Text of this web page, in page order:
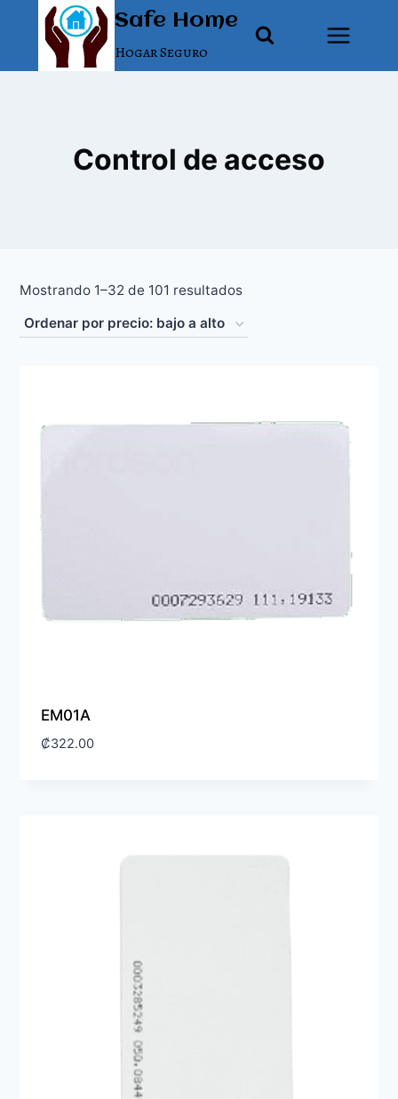
contenido
Safe Home
Hogar Seguro
Control de acceso
Mostrando 1–32 de 101 resultadosOrdenado
precio:
alto
EM01A
₡322.00